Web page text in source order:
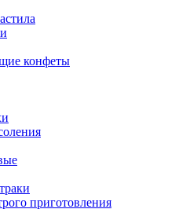
конфеты
приготовления